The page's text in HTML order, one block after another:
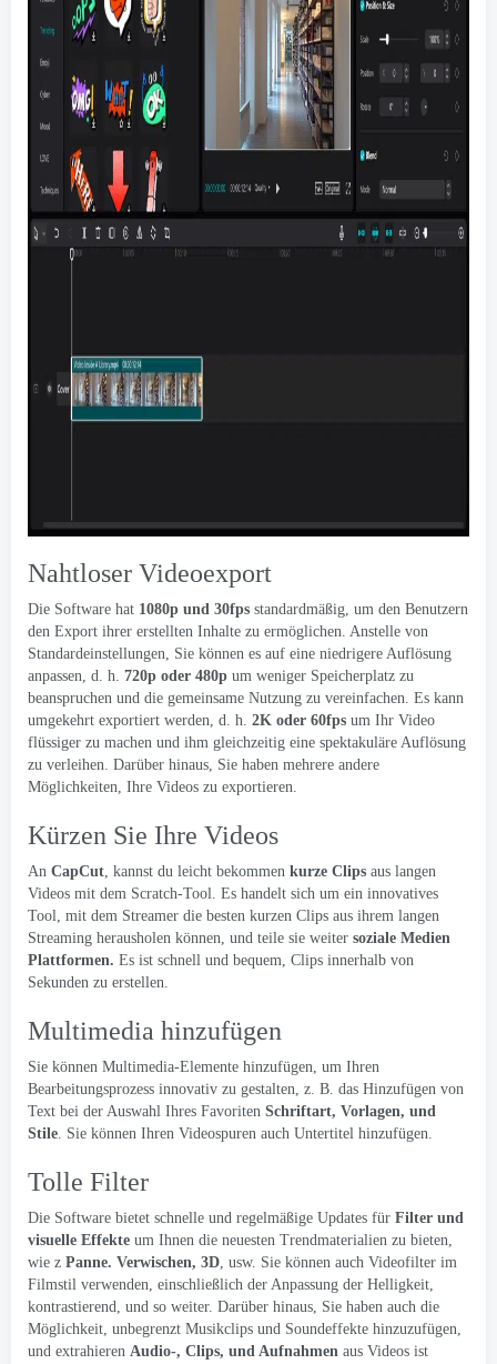
Nahtloser Videoexport
Die Software hat 1080p und 30fps standardmäßig, um den Benutzern
den Export ihrer erstellten Inhalte zu ermöglichen. Anstelle von
Standardeinstellungen, Sie können es auf eine niedrigere Auflösung
anpassen, d. h. 720p oder 480p um weniger Speicherplatz zu
beanspruchen und die gemeinsame Nutzung zu vereinfachen. Es kann
umgekehrt exportiert werden, d. h. 2K oder 60fps um Ihr Video
flüssiger zu machen und ihm gleichzeitig eine spektakuläre Auflösung
zu verleihen. Darüber hinaus, Sie haben mehrere andere
Möglichkeiten, Ihre Videos zu exportieren.
Kürzen Sie Ihre Videos
An CapCut, kannst du leicht bekommen kurze Clips aus langen
Videos mit dem Scratch-Tool. Es handelt sich um ein innovatives
Tool, mit dem Streamer die besten kurzen Clips aus ihrem langen
Streaming herausholen können, und teile sie weiter soziale Medien
Plattformen. Es ist schnell und bequem, Clips innerhalb von
Sekunden zu erstellen.
Multimedia hinzufügen
Sie können Multimedia-Elemente hinzufügen, um Ihren
Bearbeitungsprozess innovativ zu gestalten, z. B. das Hinzufügen von
Text bei der Auswahl Ihres Favoriten Schriftart, Vorlagen, und
Stile. Sie können Ihren Videospuren auch Untertitel hinzufügen.
Tolle Filter
Die Software bietet schnelle und regelmäßige Updates für Filter und
visuelle Effekte um Ihnen die neuesten Trendmaterialien zu bieten,
wie z Panne. Verwischen, 3D, usw. Sie können auch Videofilter im
Filmstil verwenden, einschließlich der Anpassung der Helligkeit,
kontrastierend, und so weiter. Darüber hinaus, Sie haben auch die
Möglichkeit, unbegrenzt Musikclips und Soundeffekte hinzuzufügen,
und extrahieren Audio-, Clips, und Aufnahmen aus Videos ist